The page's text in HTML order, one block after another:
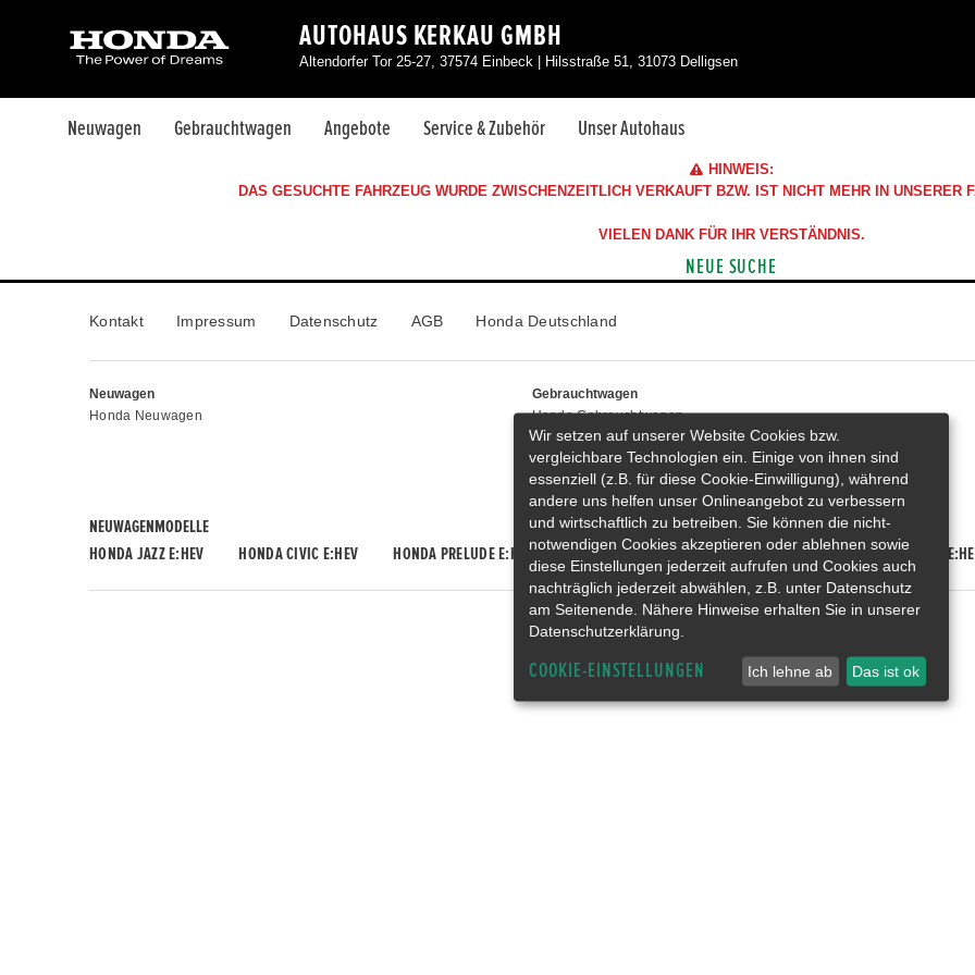
AUTOHAUS KERKAU GMBH
Altendorfer Tor 25-27, 37574 Einbeck | Hilsstraße 51, 31073 Delligsen
Neuwagen Gebrauchtwagen Angebote Service & Zubehör Unser Autohaus
HINWEIS:
DAS GESUCHTE FAHRZEUG WURDE ZWISCHENZEITLICH VERKAUFT BZW. IST NICHT MEHR IN UNSERER
VIELEN DANK FÜR IHR VERSTÄNDNIS.
NEUE SUCHE
Kontakt Impressum Datenschutz AGB Honda Deutschland
Neuwagen
Honda Neuwagen
Gebrauchtwagen
Honda Gebrauchtwagen
Honda Vorführwagen
Gesamtbestand
NEUWAGENMODELLE
HONDA JAZZ E:HEV
HONDA CIVIC E:HEV HONDA PRELUDE E:HEV HONDA HR-V E:HEV HONDA ZR-V E:HEV HONDA CR-V
Wir setzen auf unserer Website Cookies bzw.
vergleichbare Technologien ein. Einige von ihnen sind
essenziell (z.B. für diese Cookie-Einwilligung), während
andere uns helfen unser Onlineangebot zu verbessern
und wirtschaftlich zu betreiben. Sie können die nicht-
notwendigen Cookies akzeptieren oder ablehnen sowie
diese Einstellungen jederzeit aufrufen und Cookies auch
nachträglich jederzeit abwählen, z.B. unter Datenschutz
am Seitenende. Nähere Hinweise erhalten Sie in unserer
Datenschutzerklärung.
COOKIE-EINSTELLUNGEN Ich lehne ab Das ist ok